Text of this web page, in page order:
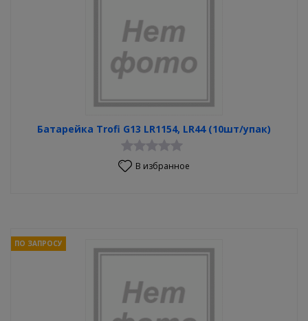
Батарейка Trofi G13 LR1154, LR44 (10шт/упак)
В избранное
ПО ЗАПРОСУ